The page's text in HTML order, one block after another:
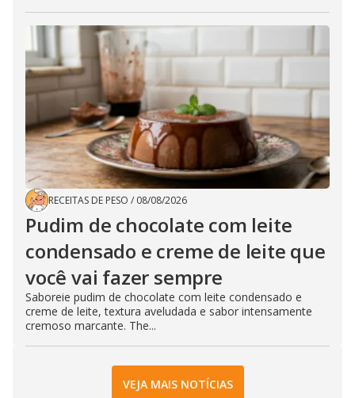
RECEITAS DE PESO / 08/08/2026
Pudim de chocolate com leite
condensado e creme de leite que
você vai fazer sempre
Saboreie pudim de chocolate com leite condensado e
creme de leite, textura aveludada e sabor intensamente
cremoso marcante. The...
VEJA MAIS NOTÍCIAS